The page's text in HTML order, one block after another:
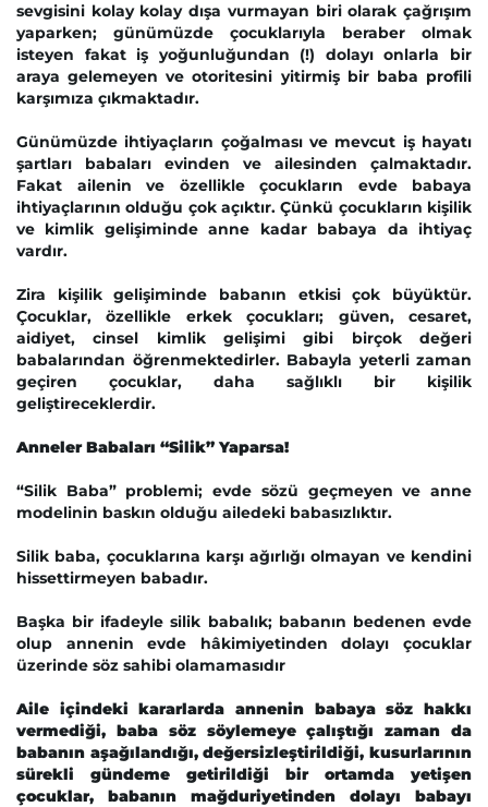
sevgisini kolay kolay dışa vurmayan biri olarak çağrışım
yaparken; günümüzde çocuklarıyla beraber olmak
isteyen fakat iş yoğunluğundan (!) dolayı onlarla bir
araya gelemeyen ve otoritesini yitirmiş bir baba profili
karşımıza çıkmaktadır.
Günümüzde ihtiyaçların çoğalması ve mevcut iş hayatı
şartları babaları evinden ve ailesinden çalmaktadır.
Fakat ailenin ve özellikle çocukların evde babaya
ihtiyaçlarının olduğu çok açıktır. Çünkü çocukların kişilik
ve kimlik gelişiminde anne kadar babaya da ihtiyaç
vardır.
Zira kişilik gelişiminde babanın etkisi çok büyüktür.
Çocuklar, özellikle erkek çocukları; güven, cesaret,
aidiyet, cinsel kimlik gelişimi gibi birçok değeri
babalarından öğrenmektedirler. Babayla yeterli zaman
geçiren çocuklar, daha sağlıklı bir kişilik
geliştireceklerdir.
Anneler Babaları “Silik” Yaparsa!
“Silik Baba” problemi; evde sözü geçmeyen ve anne
modelinin baskın olduğu ailedeki babasızlıktır.
Silik baba, çocuklarına karşı ağırlığı olmayan ve kendini
hissettirmeyen babadır.
Başka bir ifadeyle silik babalık; babanın bedenen evde
olup annenin evde hâkimiyetinden dolayı çocuklar
üzerinde söz sahibi olamamasıdır
Aile içindeki kararlarda annenin babaya söz hakkı
vermediği, baba söz söylemeye çalıştığı zaman da
babanın aşağılandığı, değersizleştirildiği, kusurlarının
sürekli gündeme getirildiği bir ortamda yetişen
çocuklar, babanın mağduriyetinden dolayı babayı